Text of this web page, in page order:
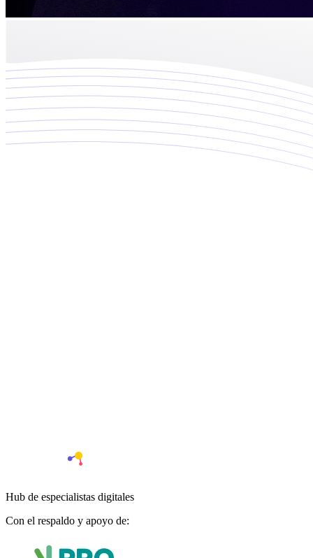
Hub de especialistas digitales
Con el respaldo y apoyo de: